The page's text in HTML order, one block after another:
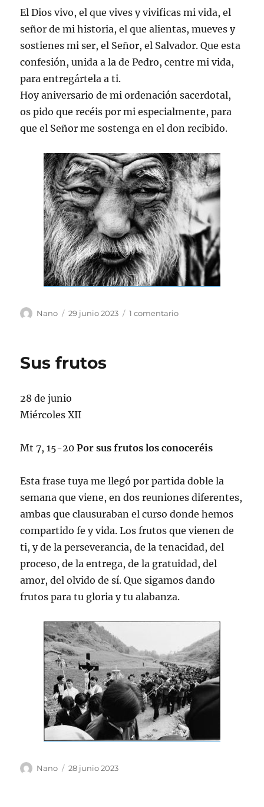
El Dios vivo, el que vives y vivificas mi vida, el
señor de mi historia, el que alientas, mueves y
sostienes mi ser, el Señor, el Salvador. Que esta
confesión, unida a la de Pedro, centre mi vida,
para entregártela a ti.
Hoy aniversario de mi ordenación sacerdotal,
os pido que recéis por mi especialmente, para
que el Señor me sostenga en el don recibido.
Autor
Nano
Publicado
29 junio 2023 1 comentarioen
Sus frutos
28 de junio
Miércoles XII
Mt 7, 15-20 Por sus frutos los conoceréis
Esta frase tuya me llegó por partida doble la
semana que viene, en dos reuniones diferentes,
ambas que clausuraban el curso donde hemos
compartido fe y vida. Los frutos que vienen de
ti, y de la perseverancia, de la tenacidad, del
proceso, de la entrega, de la gratuidad, del
amor, del olvido de sí. Que sigamos dando
frutos para tu gloria y tu alabanza.
Autor
Nano
Publicado
28 junio 2023